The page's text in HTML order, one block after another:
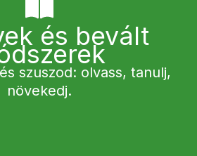
és bevált
szuszod: olvass, tanulj,
növekedj.